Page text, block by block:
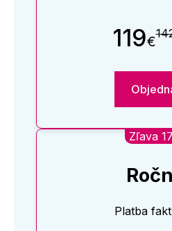
119€
Zľava
Platba